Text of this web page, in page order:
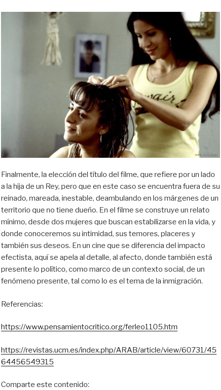
Finalmente, la elección del título del filme, que refiere por un lado
a la hija de un Rey, pero que en este caso se encuentra fuera de su
reinado, mareada, inestable, deambulando en los márgenes de un
territorio que no tiene dueño. En el filme se construye un relato
mínimo, desde dos mujeres que buscan estabilizarse en la vida, y
donde conoceremos su intimidad, sus temores, placeres y
también sus deseos. En un cine que se diferencia del impacto
efectista, aquí se apela al detalle, al afecto, donde también está
presente lo político, como marco de un contexto social, de un
fenómeno presente, tal como lo es el tema de la inmigración.
Referencias:
https://www.pensamientocritico.org/ferleo1105.htm
https://revistas.ucm.es/index.php/ARAB/article/view/60731/45
64456549315
Comparte este contenido: